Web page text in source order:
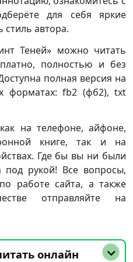
для себя яркие
автора.
Теней» можно читать
полностью и без
полная версия на
форматах: fb2 (фб2), txt
на телефоне, айфоне,
книге, так и на
Где бы вы ни были
рукой! Все вопросы,
работе сайта, а также
отправляйте на
онлайн